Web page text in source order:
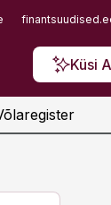
Küsi